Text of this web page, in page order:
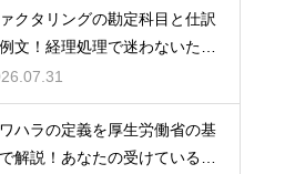
クタリングの勘定科目と仕訳
文！経理処理で迷わないため
識
ハラの定義を厚生労働省の基
解説！あなたの受けている行